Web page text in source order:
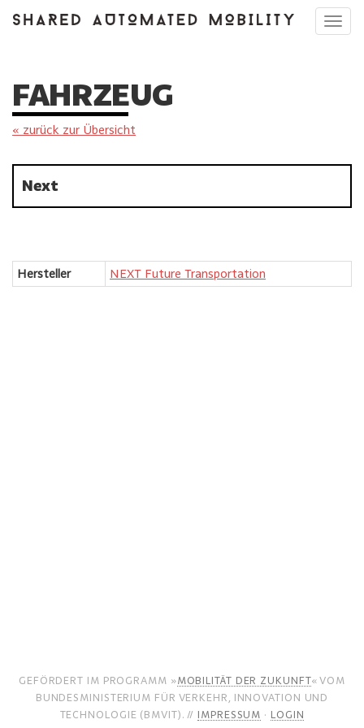
FAHRZEUG
« zurück zur Übersicht
Next
Hersteller NEXT Future Transportation
GEFÖRDERT IM PROGRAMM »MOBILITÄT DER ZUKUNFT« VOM
BUNDESMINISTERIUM FÜR VERKEHR, INNOVATION UND
TECHNOLOGIE (BMVIT). // IMPRESSUM · LOGIN